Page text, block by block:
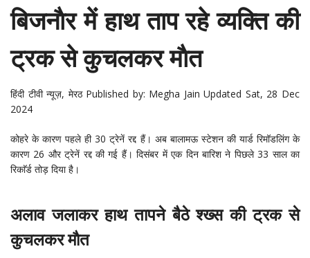
बिजनाैर में हाथ ताप रहे व्यक्ति की
ट्रक से कुचलकर माैत
हिंदी टीवी न्यूज़, मेरठ Published by: Megha Jain Updated Sat, 28 Dec
2024
कोहरे के कारण पहले ही 30 ट्रेनें रद्द हैं। अब बालामऊ स्टेशन की यार्ड रिमॉडलिंग के
कारण 26 और ट्रेनें रद्द की गई हैं। दिसंबर में एक दिन बारिश ने पिछले 33 साल का
रिकाॅर्ड तोड़ दिया है।
अलाव जलाकर हाथ तापने बैठे श्ख्स की ट्रक से
कुचलकर माैत